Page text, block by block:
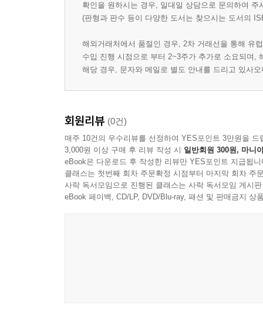
확인을 원하시는 경우, 일대일 상담으로 문의하여 주
(판형과 판수 등이 다양한 도서는 찾으시는 도서의
해외거래처에서 품절인 경우, 2차 거래선을 통해 유
수입 진행 시점으로 부터 2~3주가 추가로 소요되며,
해당 경우, 문자와 메일로 별도 안내를 드리고 있사
회원리뷰 (0건)
매주 10건의 우수리뷰를 선정하여 YES포인트 3만원을 드
3,000원 이상 구매 후 리뷰 작성 시 일반회원 300원, 마니
eBook은 다운로드 후 작성한 리뷰만 YES포인트 지급됩니
클래스는 첫번째 회차 주문확정 시점부터 마지막 회차 주
사락 독서모임으로 진행된 클래스는 사락 독서모임 게시
eBook 페이백, CD/LP, DVD/Blu-ray, 패션 및 판매금지 상